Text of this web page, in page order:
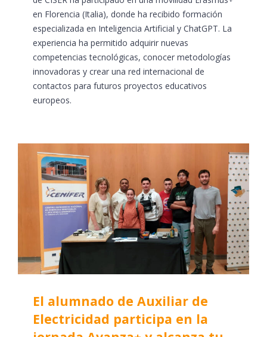
en Florencia (Italia), donde ha recibido formación
especializada en Inteligencia Artificial y ChatGPT. La
experiencia ha permitido adquirir nuevas
competencias tecnológicas, conocer metodologías
innovadoras y crear una red internacional de
contactos para futuros proyectos educativos
europeos.
El alumnado de Auxiliar de
Electricidad participa en la